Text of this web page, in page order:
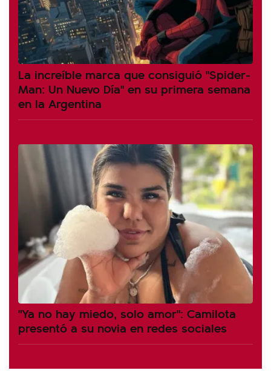
La increíble marca que consiguió "Spider-
Man: Un Nuevo Día" en su primera semana
en la Argentina
"Ya no hay miedo, solo amor": Camilota
presentó a su novia en redes sociales